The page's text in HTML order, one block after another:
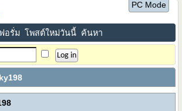
PC Mode
ฟอรั่ม โพสต์ใหม่วันนี้ ค้นหา